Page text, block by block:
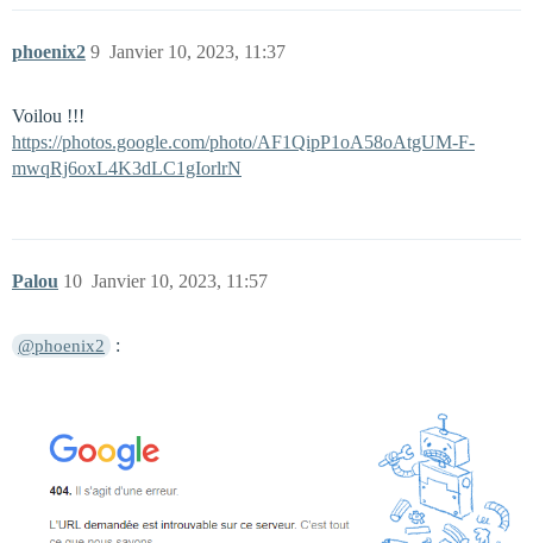
phoenix2 Janvier 10, 2023, 11:37
9
Voilou !!!
https://photos.google.com/photo/AF1QipP1oA58oAtgUM-F-
mwqRj6oxL4K3dLC1gIorlrN
Palou Janvier 10, 2023, 11:57
10
@phoenix2 :